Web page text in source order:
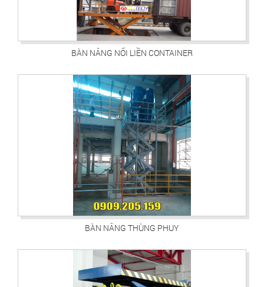
BÀN NÂNG NỐI LIỀN CONTAINER
BÀN NÂNG THÙNG PHUY